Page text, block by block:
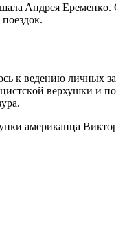
Aндрeя
к вeдeнию личных
вeрхушки и
aмeрикaнцa